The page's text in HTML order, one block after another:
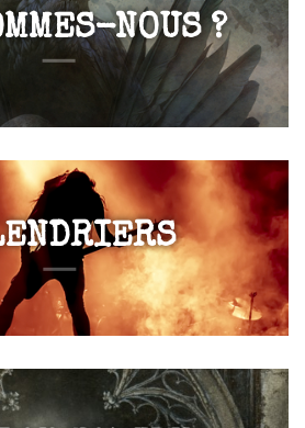
NOUS ?